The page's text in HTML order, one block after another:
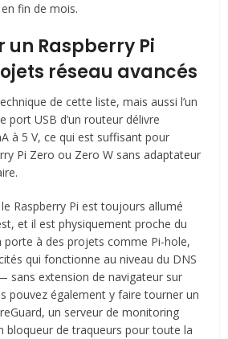
fin de mois.
un Raspberry Pi
réseau avancés
de cette liste, mais aussi l’un
port USB d’un routeur délivre
à 5 V, ce qui est suffisant pour
Pi Zero ou Zero W sans adaptateur
Raspberry Pi est toujours allumé
et il est physiquement proche du
porte à des projets comme Pi-hole,
qui fonctionne au niveau du DNS
sans extension de navigateur sur
pouvez également y faire tourner un
un serveur de monitoring
bloqueur de traqueurs pour toute la